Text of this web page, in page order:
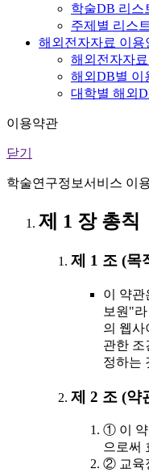
학술DB 리스
주제별 리스트
해외전자자료 이용
해외전자자
해외DB별 이
대학별 해외
이용약관
닫기
학술연구정보서비스 이
제 1 장 총칙
제 1 조 (목
이 약관
보원"
의 웹사
관한 조
정하는
제 2 조 (약
① 이 약
으로써
② 교육